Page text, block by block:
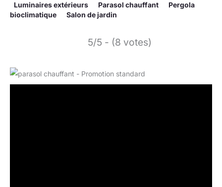
Luminaires extérieurs
Parasol chauffant
Pergola
bioclimatique
Salon de jardin
5/5 - (8 votes)